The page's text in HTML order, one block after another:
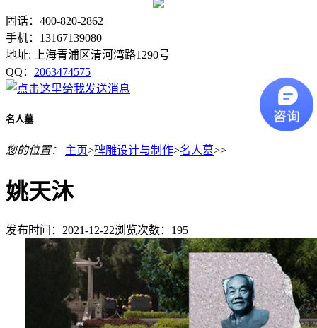
固话：400-820-2862
手机：13167139080
地址: 上海青浦区清河湾路1290号
QQ： 2063474575
名人墓
您的位置： 主页>碑雕设计与制作>名人墓>>
姚天沐
发布时间：2021-12-22浏览次数： 195